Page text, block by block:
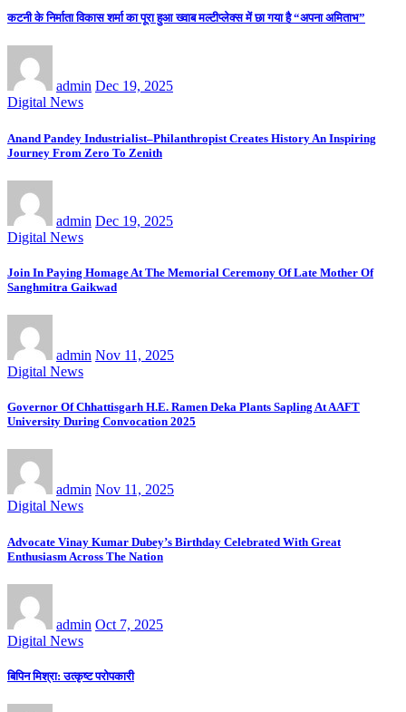
कटनी के निर्माता विकास शर्मा का पूरा हुआ ख्वाब मल्टीप्लेक्स में छा गया है “अपना अमिताभ”
admin Dec 19, 2025
Digital News
Anand Pandey Industrialist–Philanthropist Creates History An Inspiring
Journey From Zero To Zenith
admin Dec 19, 2025
Digital News
Join In Paying Homage At The Memorial Ceremony Of Late Mother Of
Sanghmitra Gaikwad
admin Nov 11, 2025
Digital News
Governor Of Chhattisgarh H.E. Ramen Deka Plants Sapling At AAFT
University During Convocation 2025
admin Nov 11, 2025
Digital News
Advocate Vinay Kumar Dubey’s Birthday Celebrated With Great
Enthusiasm Across The Nation
admin Oct 7, 2025
Digital News
बिपिन मिश्रा: उत्कृष्ट परोपकारी